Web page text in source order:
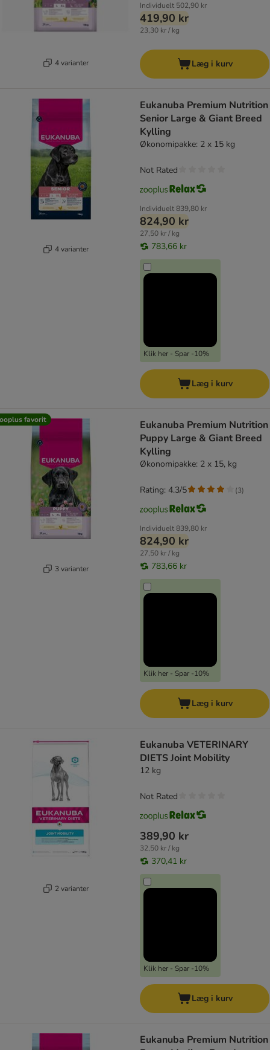
4 varianter
Individuelt 502,90 kr
419,90 kr
23,30 kr / kg
Læg i kurv
4 varianter
Eukanuba Premium Nutrition
Senior Large & Giant Breed
Kylling
Økonomipakke: 2 x 15 kg
Individuelt839,80 kr
824,90 kr
27,50 kr / kg
783,66 kr
Klik her - Spar -10%
Not Rated
Læg i kurv
favorit
3 varianter
Eukanuba Premium Nutrition
Puppy Large & Giant Breed
Kylling
Økonomipakke: 2 x 15, kg
Individuelt839,80 kr
824,90 kr
27,50 kr / kg
783,66 kr
Klik her - Spar -10%
Rating: 4.3/5 (3)
Læg i kurv
2 varianter
Eukanuba VETERINARY
DIETS Joint Mobility
12 kg
389,90 kr
32,50 kr / kg
370,41 kr
Klik her - Spar -10%
Not Rated
Læg i kurv
Eukanuba Premium Nutrition